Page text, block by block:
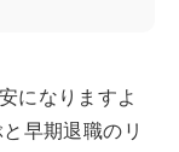
になりますよ
早期退職のリ